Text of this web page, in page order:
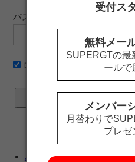
パスワード
ログイン情報を記憶
パスワードをお忘れですか
受付ス
無料メー
SUPERGTの最
ールで
メンバー
月替わりで
プレゼ